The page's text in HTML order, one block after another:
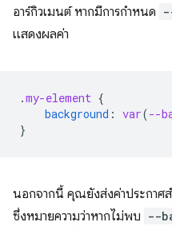
อาร์กิวเมนต์ หากมีการกําหนด
แสดงผลค่า
.my-element {
background : var(--
}
นอกจากนี้ คุณยังส่งค่าประกาศ
ซึ่งหมายความว่าหากไม่พบ --